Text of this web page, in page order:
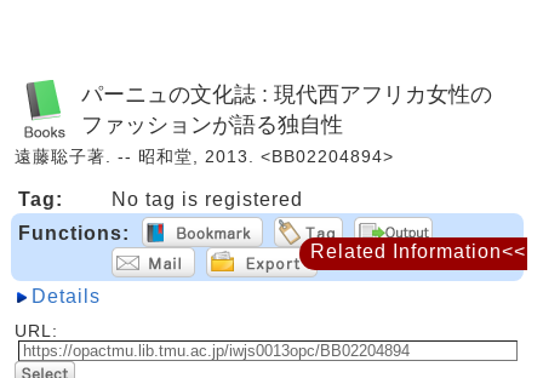
パーニュの文化誌 : 現代西アフリカ女性の
ファッションが語る独自性
遠藤聡子著. -- 昭和堂, 2013. <BB02204894>
Tag:
No tag is registered
Functions:
Details
URL:
Related Information<<